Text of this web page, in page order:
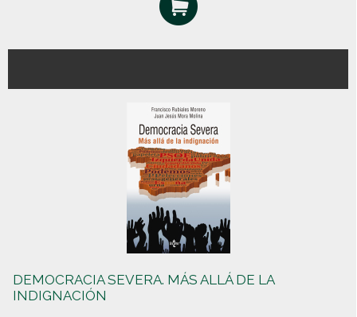
DEMOCRACIA SEVERA. MÁS ALLÁ DE LA
INDIGNACIÓN